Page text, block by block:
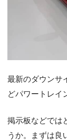
最新のダウンサ
どパワートレイ
掲示板などでは
うか。まずは良